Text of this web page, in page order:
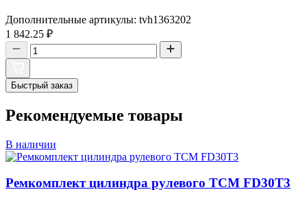
Дополнительные артикулы: tvh1363202
1 842.25 ₽
Быстрый заказ
Рекомендуемые товары
В наличии
Ремкомплект цилиндра рулевого TCM FD30T3